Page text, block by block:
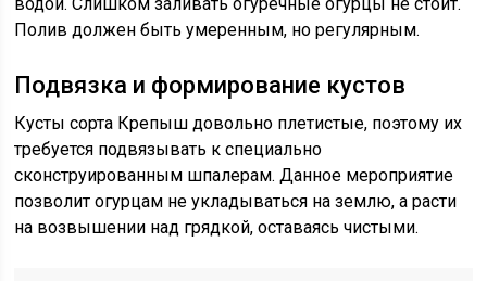
Полив должен быть умеренным, но регулярным.
Подвязка и формирование кустов
Кусты сорта Крепыш довольно плетистые, поэтому их
требуется подвязывать к специально
сконструированным шпалерам. Данное мероприятие
позволит огурцам не укладываться на землю, а расти
на возвышении над грядкой, оставаясь чистыми.